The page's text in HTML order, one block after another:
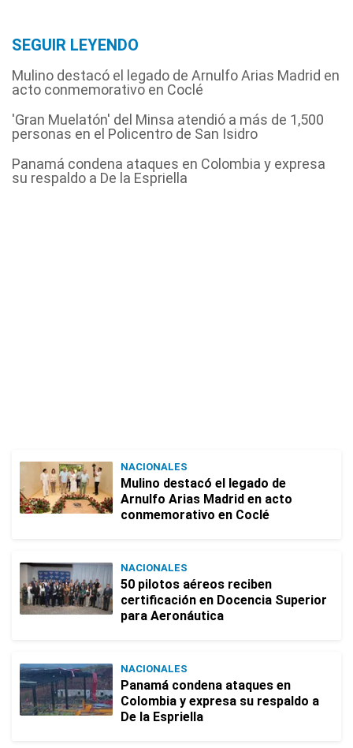
SEGUIR LEYENDO
Mulino destacó el legado de Arnulfo Arias Madrid en
acto conmemorativo en Coclé
'Gran Muelatón' del Minsa atendió a más de 1,500
personas en el Policentro de San Isidro
Panamá condena ataques en Colombia y expresa
su respaldo a De la Espriella
NACIONALES
Mulino destacó el legado de
Arnulfo Arias Madrid en acto
conmemorativo en Coclé
NACIONALES
50 pilotos aéreos reciben
certificación en Docencia Superior
para Aeronáutica
NACIONALES
Panamá condena ataques en
Colombia y expresa su respaldo a
De la Espriella